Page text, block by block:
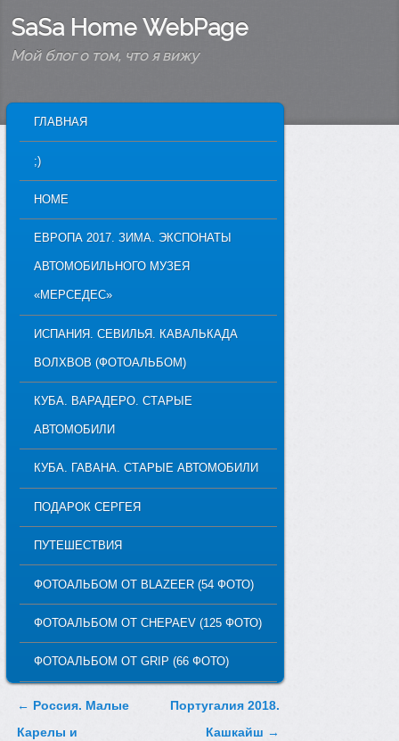
SaSa Home WebPage
Мой блог о том, что я вижу
SKIP TO PRIMARY CONTENT
SKIP TO SECONDARY CONTENT
ГЛАВНАЯ
;)
HOME
ЕВРОПА 2017. ЗИМА. ЭКСПОНАТЫ
АВТОМОБИЛЬНОГО МУЗЕЯ
«МЕРСЕДЕС»
ИСПАНИЯ. СЕВИЛЬЯ. КАВАЛЬКАДА
ВОЛХВОВ (ФОТОАЛЬБОМ)
КУБА. ВАРАДЕРО. СТАРЫЕ
АВТОМОБИЛИ
КУБА. ГАВАНА. СТАРЫЕ АВТОМОБИЛИ
ПОДАРОК СЕРГЕЯ
ПУТЕШЕСТВИЯ
ФОТОАЛЬБОМ ОТ BLAZEER (54 ФОТО)
ФОТОАЛЬБОМ ОТ CHEPAEV (125 ФОТО)
ФОТОАЛЬБОМ ОТ GRIP (66 ФОТО)
Post navigation
← Россия. Малые
Карелы и
Португалия 2018.
Кашкайш →